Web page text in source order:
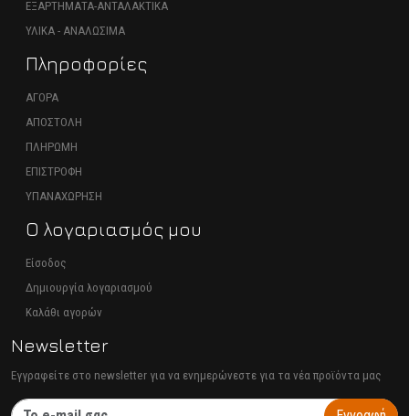
ΕΞΑΡΤΗΜΑΤΑ-ΑΝΤΑΛΑΚΤΙΚΑ
ΥΛΙΚΑ - ΑΝΑΛΩΣΙΜΑ
Πληροφορίες
ΑΓΟΡΑ
ΑΠΟΣΤΟΛΗ
ΠΛΗΡΩΜΗ
ΕΠΙΣΤΡΟΦΗ
ΥΠΑΝΑΧΩΡΗΣΗ
Ο λογαριασμός μου
Είσοδος
Δημιουργία λογαριασμού
Καλάθι αγορών
Newsletter
Εγγραφείτε στο newsletter για να ενημερώνεστε για τα νέα προϊόντα μας